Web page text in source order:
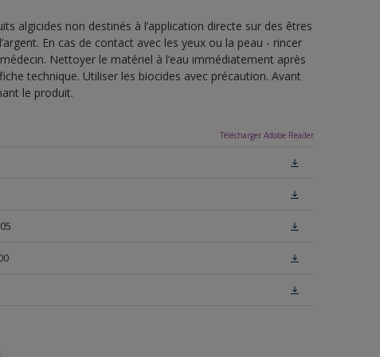
algicides non destinés à l’application directe sur des êtres
En cas de contact avec les yeux ou la peau - rincer
Nettoyer le matériel à l’eau immédiatement après
technique. Utiliser les biocides avec précaution. Avant
le produit.
Télécharger Adobe Reader